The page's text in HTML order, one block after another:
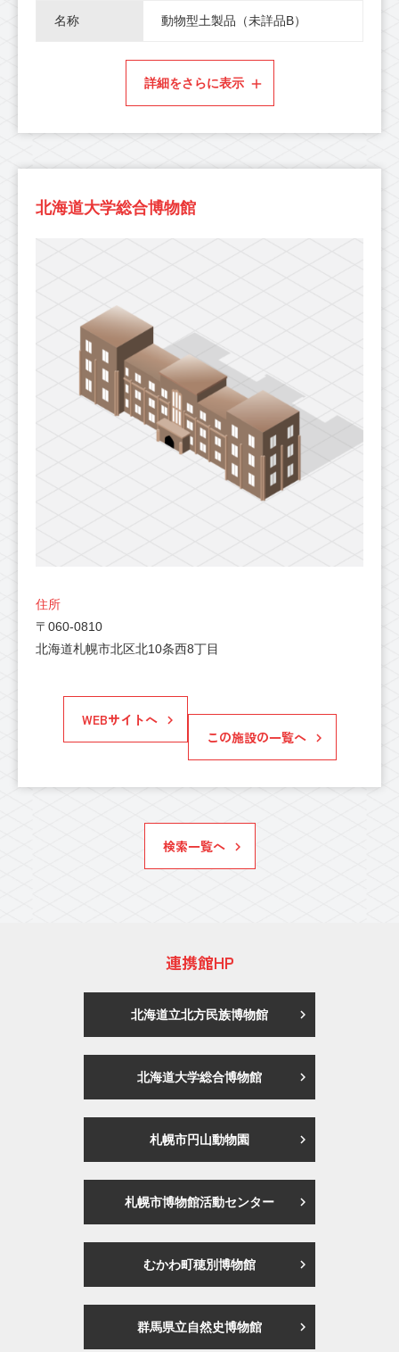
名称 動物型土製品（未詳品B）
詳細をさらに表示
北海道大学総合博物館
住所
〒060-0810
北海道札幌市北区北10条西8丁目
WEBサイトへ
この施設の一覧へ
検索一覧へ
連携館HP
北海道立北方民族博物館
北海道大学総合博物館
札幌市円山動物園
札幌市博物館活動センター
むかわ町穂別博物館
群馬県立自然史博物館